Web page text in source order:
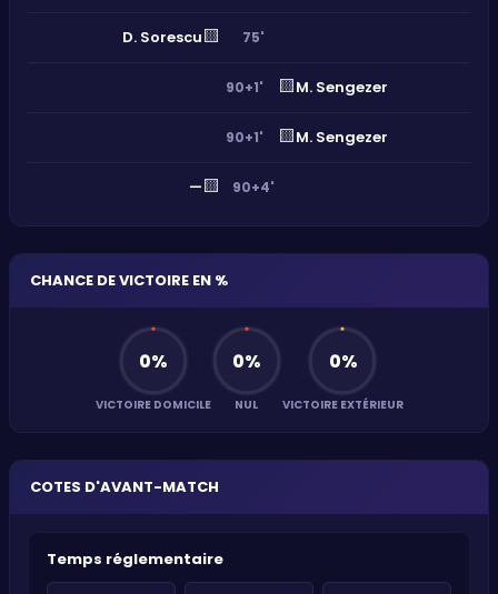
D. Sorescu🟨 75'
90+1' 🟨M. Sengezer
90+1' 🟨M. Sengezer
—🟨 90+4'
CHANCE DE VICTOIRE EN %
0%
VICTOIRE DOMICILE
0%
NUL
0%
VICTOIRE EXTÉRIEUR
COTES D'AVANT-MATCH
Temps réglementaire